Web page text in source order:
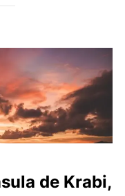
de Krabi,